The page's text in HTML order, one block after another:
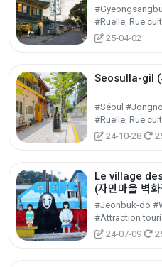
25-04-02
Seosulla-gil (
#Séoul
24-10-28
Le village
(자만마을 벽
#Jeonbuk-do
24-07-09